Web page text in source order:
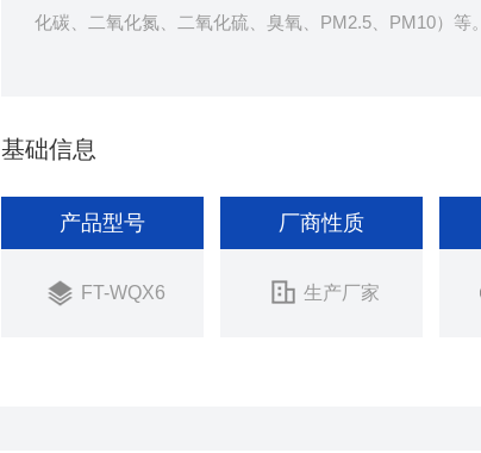
化碳、二氧化氮、二氧化硫、臭氧、PM2.5、PM10）等。
基础信息
产品型号
FT-WQX6
厂商性质
生产厂家